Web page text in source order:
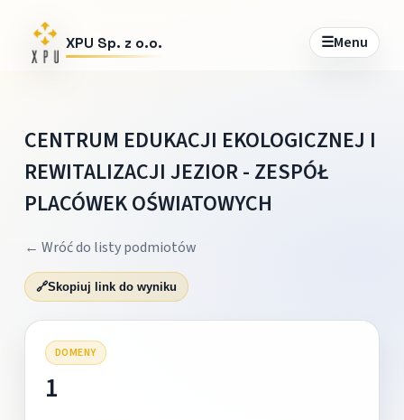
XPU Sp. z o.o. ☰Menu
CENTRUM EDUKACJI EKOLOGICZNEJ I
REWITALIZACJI JEZIOR - ZESPÓŁ
PLACÓWEK OŚWIATOWYCH
← Wróć do listy podmiotów
🔗Skopiuj link do wyniku
DOMENY
1